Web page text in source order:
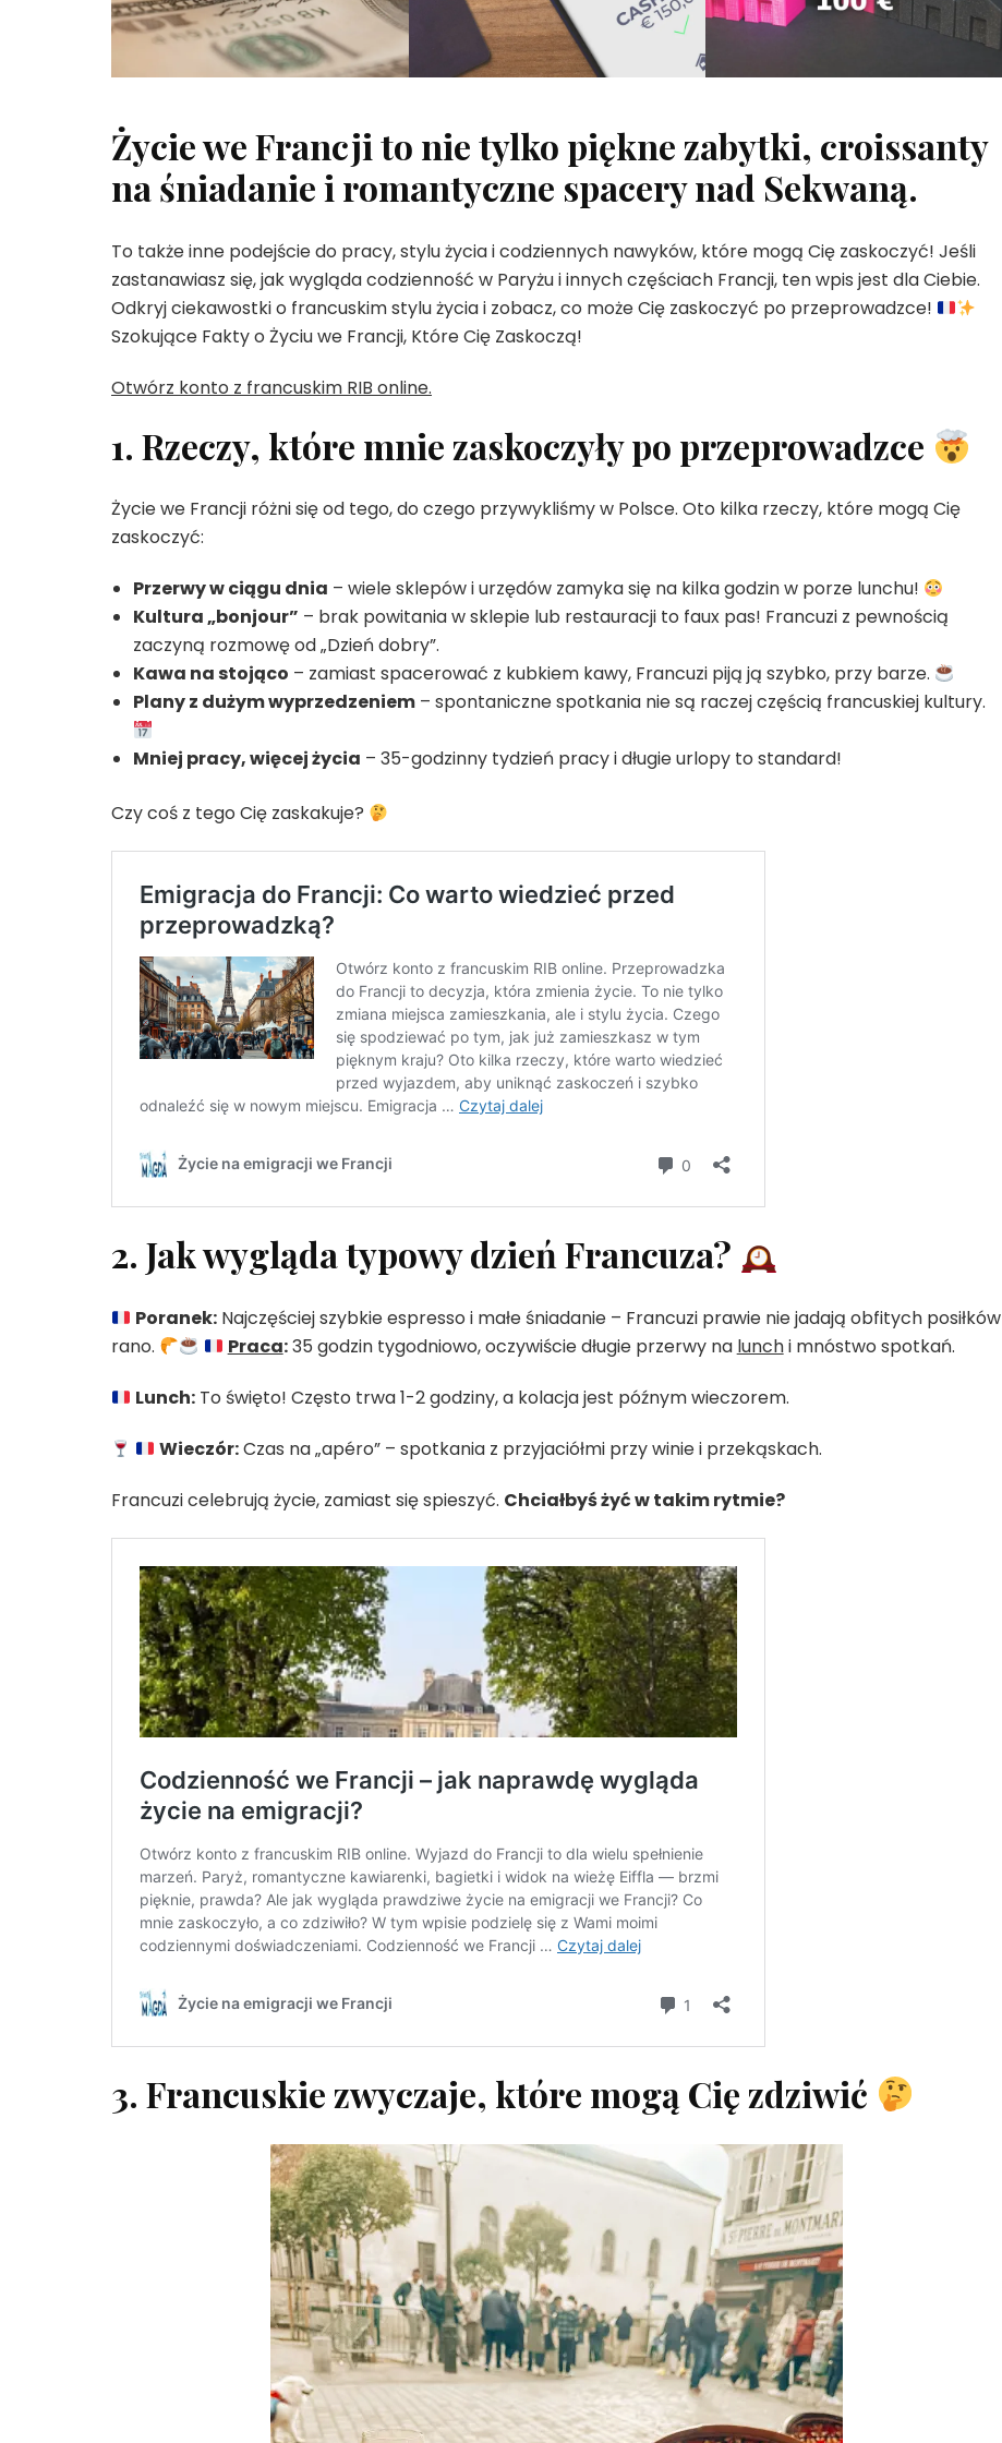
Życie we Francji to nie tylko piękne zabytki, croissanty
na śniadanie i romantyczne spacery nad Sekwaną.
To także inne podejście do pracy, stylu życia i codziennych nawyków, które mogą Cię zaskoczyć! Jeśli
zastanawiasz się, jak wygląda codzienność w Paryżu i innych częściach Francji, ten wpis jest dla Ciebie.
Odkryj ciekawostki o francuskim stylu życia i zobacz, co może Cię zaskoczyć po przeprowadzce!
Szokujące Fakty o Życiu we Francji, Które Cię Zaskoczą!
Otwórz konto z francuskim RIB online.
1. Rzeczy, które mnie zaskoczyły po przeprowadzce
Życie we Francji różni się od tego, do czego przywykliśmy w Polsce. Oto kilka rzeczy, które mogą Cię
zaskoczyć:
Przerwy w ciągu dnia – wiele sklepów i urzędów zamyka się na kilka godzin w porze lunchu!
Kultura „bonjour” – brak powitania w sklepie lub restauracji to faux pas! Francuzi z pewnością
zaczyną rozmowę od „Dzień dobry”.
Kawa na stojąco – zamiast spacerować z kubkiem kawy, Francuzi piją ją szybko, przy barze.
Plany z dużym wyprzedzeniem – spontaniczne spotkania nie są raczej częścią francuskiej kultury.
Mniej pracy, więcej życia – 35-godzinny tydzień pracy i długie urlopy to standard!
Czy coś z tego Cię zaskakuje?
2. Jak wygląda typowy dzień Francuza?
Poranek: Najczęściej szybkie espresso i małe śniadanie – Francuzi prawie nie jadają obfitych posiłków
rano.
Praca:35 godzin tygodniowo, oczywiście długie przerwy na lunchi mnóstwo spotkań.
Lunch: To święto! Często trwa 1-2 godziny, a kolacja jest późnym wieczorem.
Wieczór:Czas na „apéro” – spotkania z przyjaciółmi przy winie i przekąskach.
Francuzi celebrują życie, zamiast się spieszyć. Chciałbyś żyć w takim rytmie?
3. Francuskie zwyczaje, które mogą Cię zdziwić